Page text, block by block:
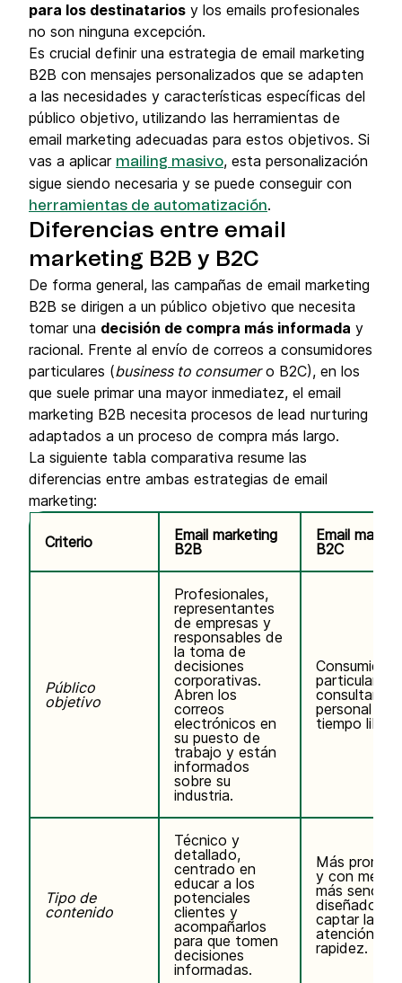
para los destinatarios y los emails profesionales
no son ninguna excepción.
Es crucial definir una estrategia de email marketing
B2B con mensajes personalizados que se adapten
a las necesidades y características específicas del
público objetivo, utilizando las herramientas de
email marketing adecuadas para estos objetivos. Si
vas a aplicar mailing masivo, esta personalización
sigue siendo necesaria y se puede conseguir con
herramientas de automatización.
Diferencias entre email
marketing B2B y B2C
De forma general, las campañas de email marketing
B2B se dirigen a un público objetivo que necesita
tomar una decisión de compra más informada y
racional. Frente al envío de correos a consumidores
particulares (business to consumero B2C), en los
que suele primar una mayor inmediatez, el email
marketing B2B necesita procesos de lead nurturing
adaptados a un proceso de compra más largo.
La siguiente tabla comparativa resume las
diferencias entre ambas estrategias de email
marketing:
Criterio
Email marketing
B2B
Email
B2C
Público
objetivo
Profesionales,
representantes
de empresas y
responsables de
la toma de
decisiones
corporativas.
Abren los
correos
electrónicos en
su puesto de
trabajo y están
informados
sobre su
industria.
particulares
consultan el
personal en
tiempo libre.
Tipo de
contenido
Técnico y
detallado,
centrado en
educar a los
potenciales
clientes y
acompañarlos
para que tomen
decisiones
informadas.
Más
y con
más
diseñado
captar la
atención
rapidez.